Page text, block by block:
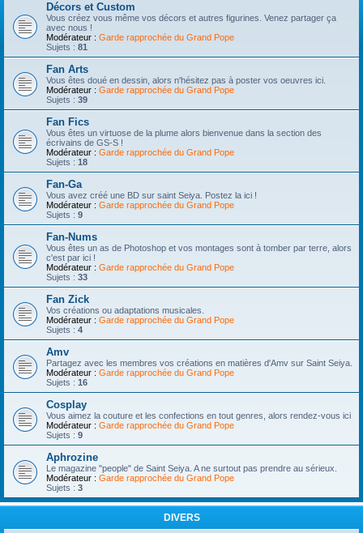
Décors et Custom
Vous créez vous même vos décors et autres figurines. Venez partager ça
avec nous !
Modérateur : Garde rapprochée du Grand Pope
Sujets : 81
Fan Arts
Vous êtes doué en dessin, alors n'hésitez pas à poster vos oeuvres ici.
Modérateur : Garde rapprochée du Grand Pope
Sujets : 39
Fan Fics
Vous êtes un virtuose de la plume alors bienvenue dans la section des
écrivains de GS-S !
Modérateur : Garde rapprochée du Grand Pope
Sujets : 18
Fan-Ga
Vous avez créé une BD sur saint Seiya. Postez la ici !
Modérateur : Garde rapprochée du Grand Pope
Sujets : 9
Fan-Nums
Vous êtes un as de Photoshop et vos montages sont à tomber par terre, alors
c'est par ici !
Modérateur : Garde rapprochée du Grand Pope
Sujets : 33
Fan Zick
Vos créations ou adaptations musicales.
Modérateur : Garde rapprochée du Grand Pope
Sujets : 4
Amv
Partagez avec les membres vos créations en matières d'Amv sur Saint Seiya.
Modérateur : Garde rapprochée du Grand Pope
Sujets : 16
Cosplay
Vous aimez la couture et les confections en tout genres, alors rendez-vous ici
Modérateur : Garde rapprochée du Grand Pope
Sujets : 9
Aphrozine
Le magazine "people" de Saint Seiya. A ne surtout pas prendre au sérieux.
Modérateur : Garde rapprochée du Grand Pope
Sujets : 3
DIVERS